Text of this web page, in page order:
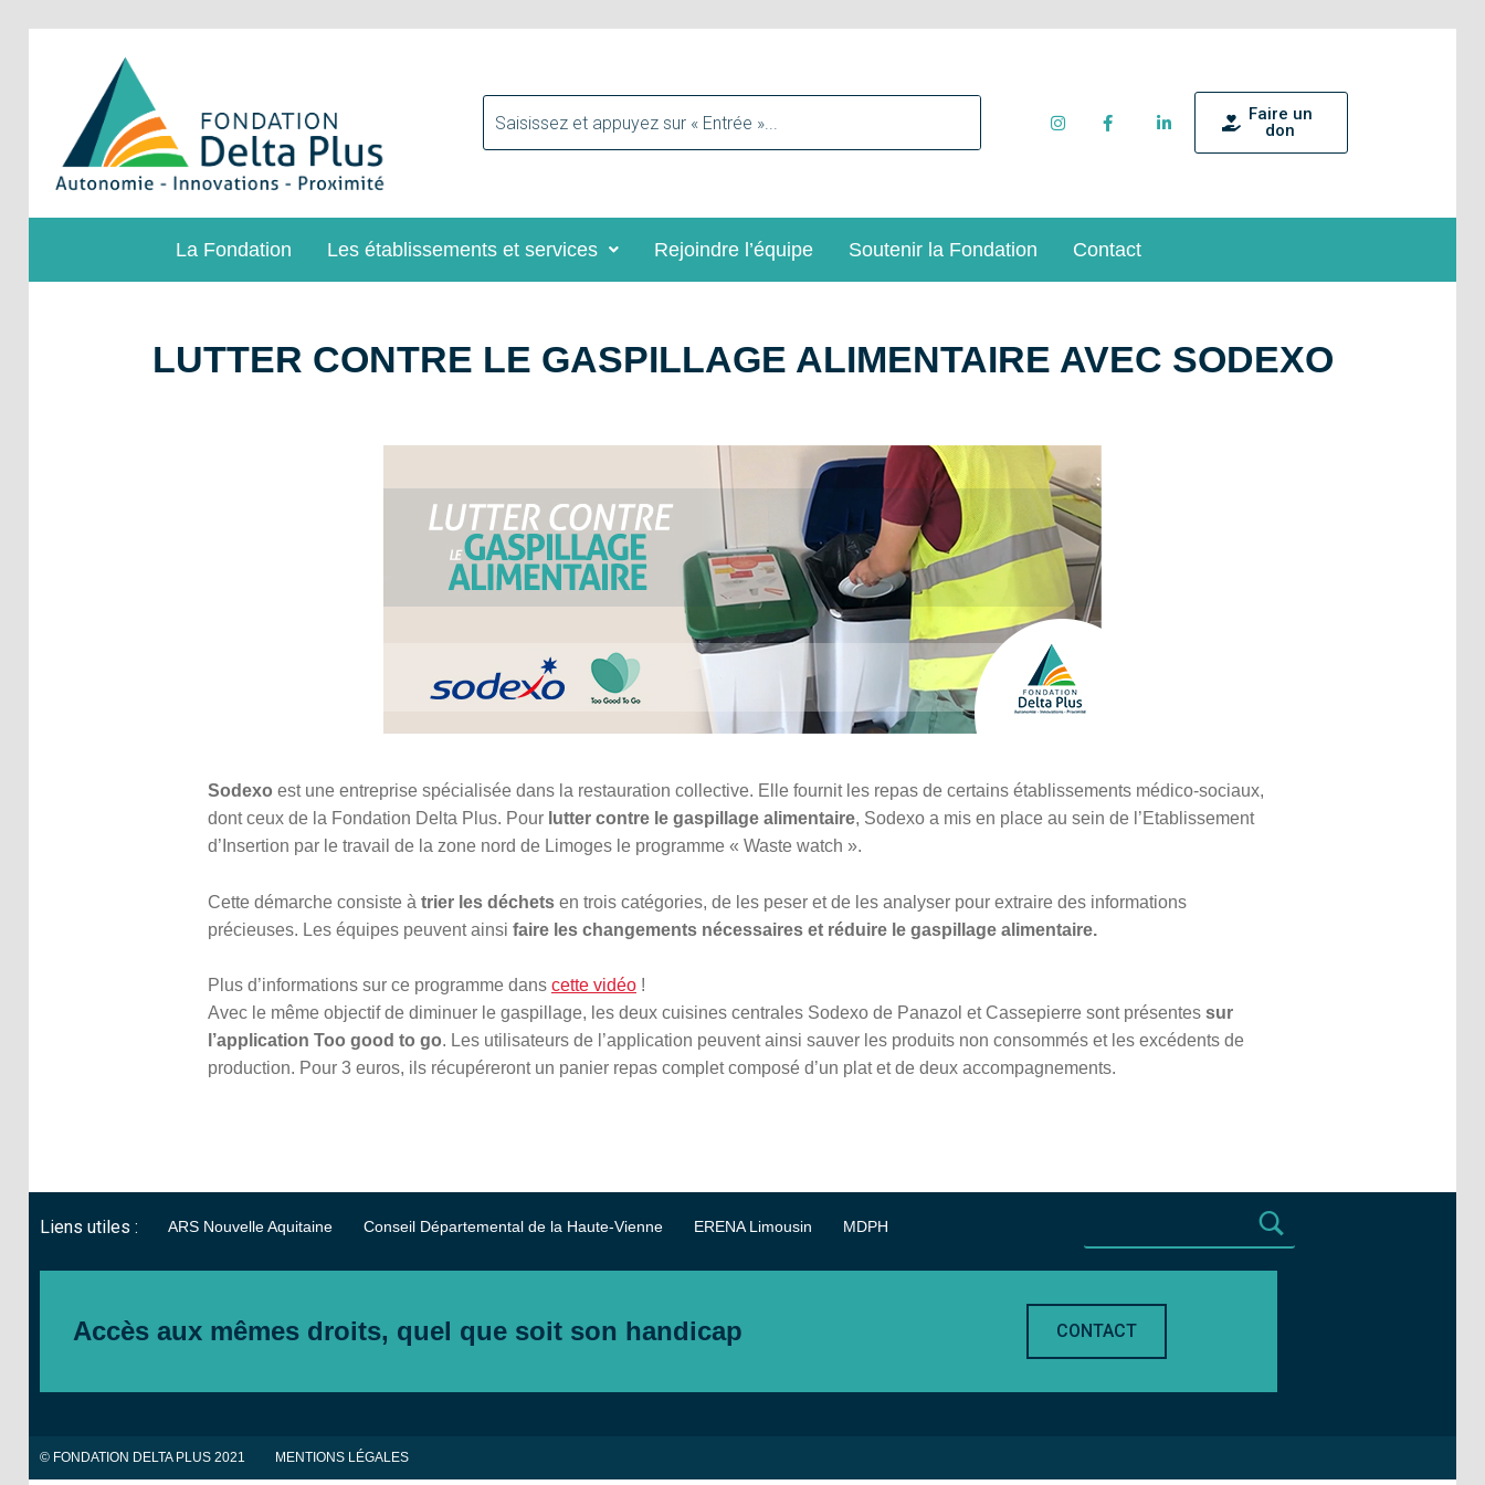
Faire un
don
La Fondation Les établissements et services Rejoindre l’équipe Soutenir la Fondation Contact
LUTTER CONTRE LE GASPILLAGE ALIMENTAIRE AVEC SODEXO
Sodexo est une entreprise spécialisée dans la restauration collective. Elle fournit les repas de certains établissements médico-sociaux,
dont ceux de la Fondation Delta Plus. Pour lutter contre le gaspillage alimentaire, Sodexo a mis en place au sein de l’Etablissement
d’Insertion par le travail de la zone nord de Limoges le programme « Waste watch ».
Cette démarche consiste à trier les déchets en trois catégories, de les peser et de les analyser pour extraire des informations
précieuses. Les équipes peuvent ainsi faire les changements nécessaires et réduire le gaspillage alimentaire.
Plus d’informations sur ce programme dans cette vidéo !
Avec le même objectif de diminuer le gaspillage, les deux cuisines centrales Sodexo de Panazol et Cassepierre sont présentes sur
l’application Too good to go. Les utilisateurs de l’application peuvent ainsi sauver les produits non consommés et les excédents de
production. Pour 3 euros, ils récupéreront un panier repas complet composé d’un plat et de deux accompagnements.
Liens utiles : ARS Nouvelle Aquitaine Conseil Départemental de la Haute-Vienne ERENA Limousin MDPH
Accès aux mêmes droits, quel que soit son handicap CONTACT
© FONDATION DELTA PLUS 2021 MENTIONS LÉGALES